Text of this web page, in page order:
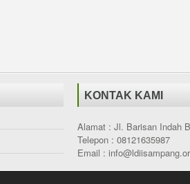
KONTAK KAMI
Alamat : Jl. Barisan Indah
Telepon : 08121635987
Email :